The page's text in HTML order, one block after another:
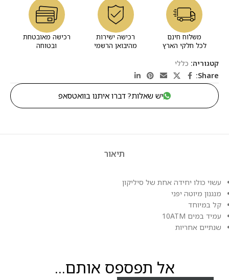
משלוח חינם
לכל חלקי הארץ
רכישה ישירות
מהיבואן הרשמי
רכישה מאובטחת
ובטוחה
קטגוריה: כללי
Share:
יש שאלות? דברו איתנו בוואטסאפ
תיאור
עשוי כולו יחידה אחת של סיליקון
מנגנון מיוטה יפני
קל במיוחד
עמיד במים 10ATM
שנתיים אחריות
אל תפספס אותם...